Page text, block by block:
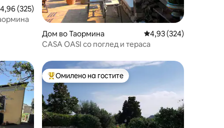
оцена: 4,96 од 5, 325 рецензии
4,96 (325)
Дом во Таормина Просечна оцена: 4,93
4,93 (324)
CASA OASI со поглед и тераса
гостите“ Меѓу најуспешните „Омилени на гостите“
Омилено на гостите